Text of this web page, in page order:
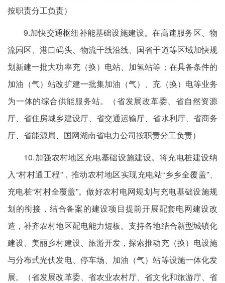
按职责分工负责）
9.加快交通枢纽补能基础设施建设。在高速服务区、物
流园区、港口码头、物流干线沿线、国省干道等区域加快规
划新建一批大功率充（换）电站、加氢站等；在具备条件的
加油（气）站改扩建一批集加油（气）、充（换）电等业务
为一体的综合供能服务站。（省发展改革委、省自然资源
厅、省住房城乡建设厅、省交通运输厅、省水利厅、省商务
厅、省能源局、国网湖南省电力公司按职责分工负责）
10.加强农村地区充电基础设施建设。将充电桩建设纳
入“村村通工程”，推动农村地区实现充电站“乡乡全覆盖”、
充电桩“村村全覆盖”。做好农村电网规划与充电基础设施规
划的衔接，结合备案的建设项目提前开展配套电网建设改
造，补齐农村地区配电能力短板。支持各地结合新型城镇化
建设、美丽乡村建设、旅游开发，探索推动充（换）电设施
与分布式光伏发电、停车场、加油（气）站等设施一体化发
展。（省发展改革委、省农业农村厅、省文化和旅游厅、省